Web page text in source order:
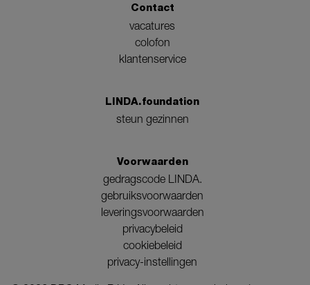
Contact
vacatures
colofon
klantenservice
LINDA.foundation
steun gezinnen
Voorwaarden
gedragscode LINDA.
gebruiksvoorwaarden
leveringsvoorwaarden
privacybeleid
cookiebeleid
privacy-instellingen